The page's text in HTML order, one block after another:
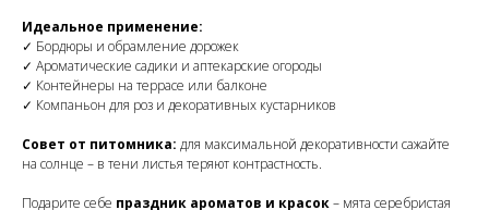
Идеальное применение:
✓ Бордюры и обрамление дорожек
✓ Ароматические садики и аптекарские огороды
✓ Контейнеры на террасе или балконе
✓ Компаньон для роз и декоративных кустарников
Совет от питомника: для максимальной декоративности сажайте
на солнце – в тени листья теряют контрастность.
Подарите себе праздник ароматов и красок– мята серебристая